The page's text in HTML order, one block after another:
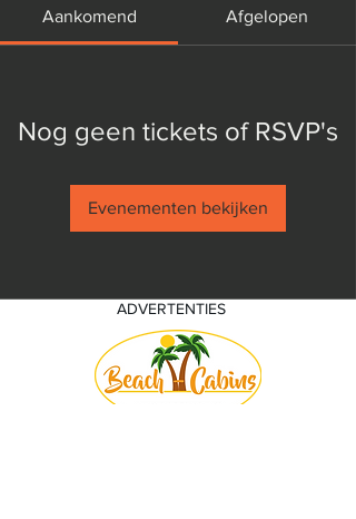
Aankomend Afgelopen
Nog geen tickets of RSVP's
Evenementen bekijken
ADVERTENTIES